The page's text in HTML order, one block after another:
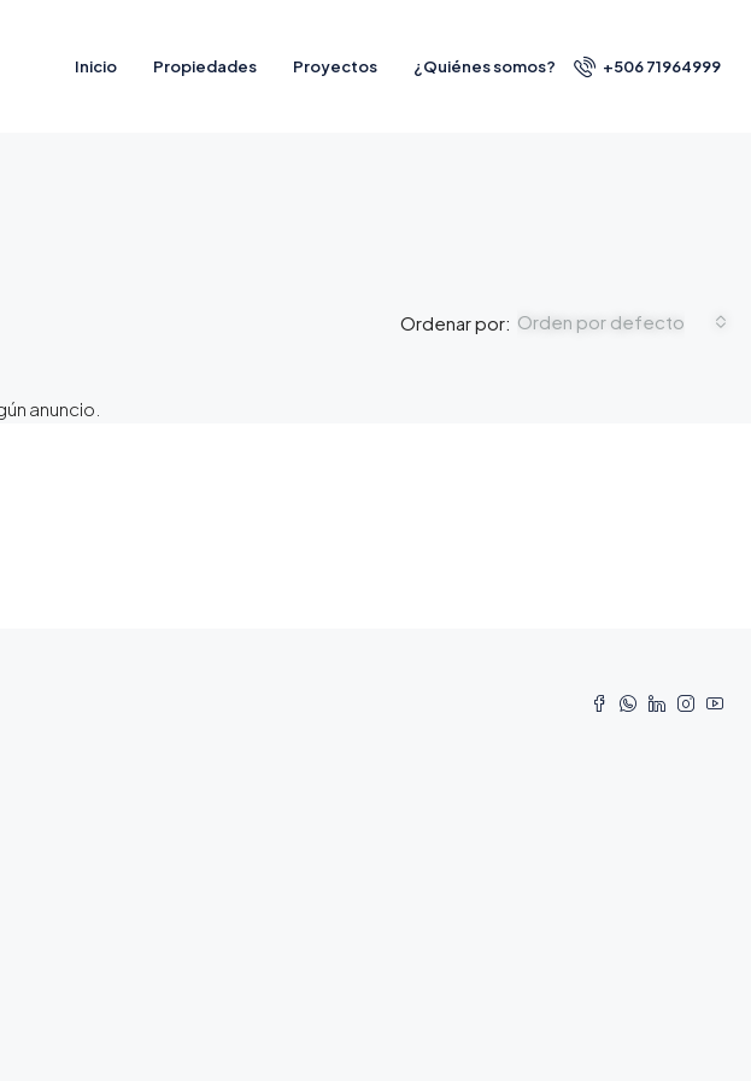
Inicio Propiedades Proyectos ¿Quiénes somos? +506 71964999
Ordenar por: Orden por defecto
anuncio.